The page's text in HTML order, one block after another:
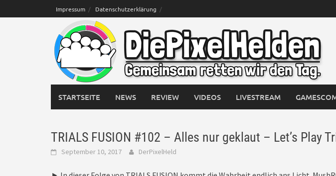
to
Impressum Datenschutzerklärung
STARTSEITE NEWS REVIEW VIDEOS LIVESTREAM
TRIALS FUSION #102 – Alles nur geklaut – Let’s Play
September 10, 2017 DerPixelHeld